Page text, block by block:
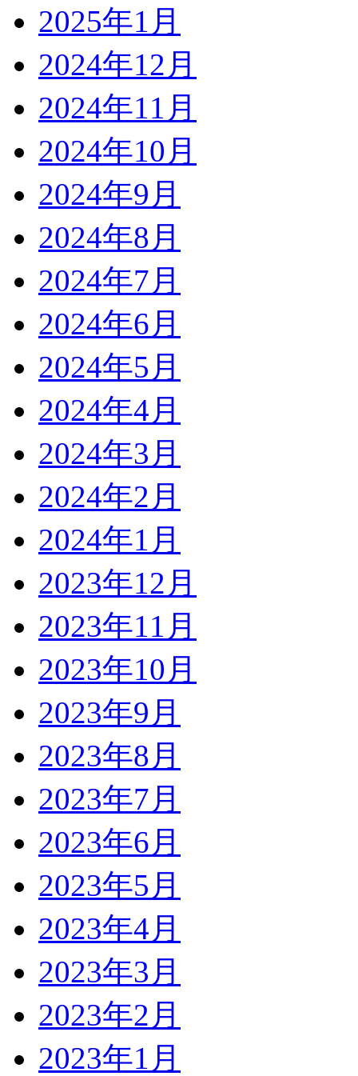
2025年1月
2024年12月
2024年11月
2024年10月
2024年9月
2024年8月
2024年7月
2024年6月
2024年5月
2024年4月
2024年3月
2024年2月
2024年1月
2023年12月
2023年11月
2023年10月
2023年9月
2023年8月
2023年7月
2023年6月
2023年5月
2023年4月
2023年3月
2023年2月
2023年1月